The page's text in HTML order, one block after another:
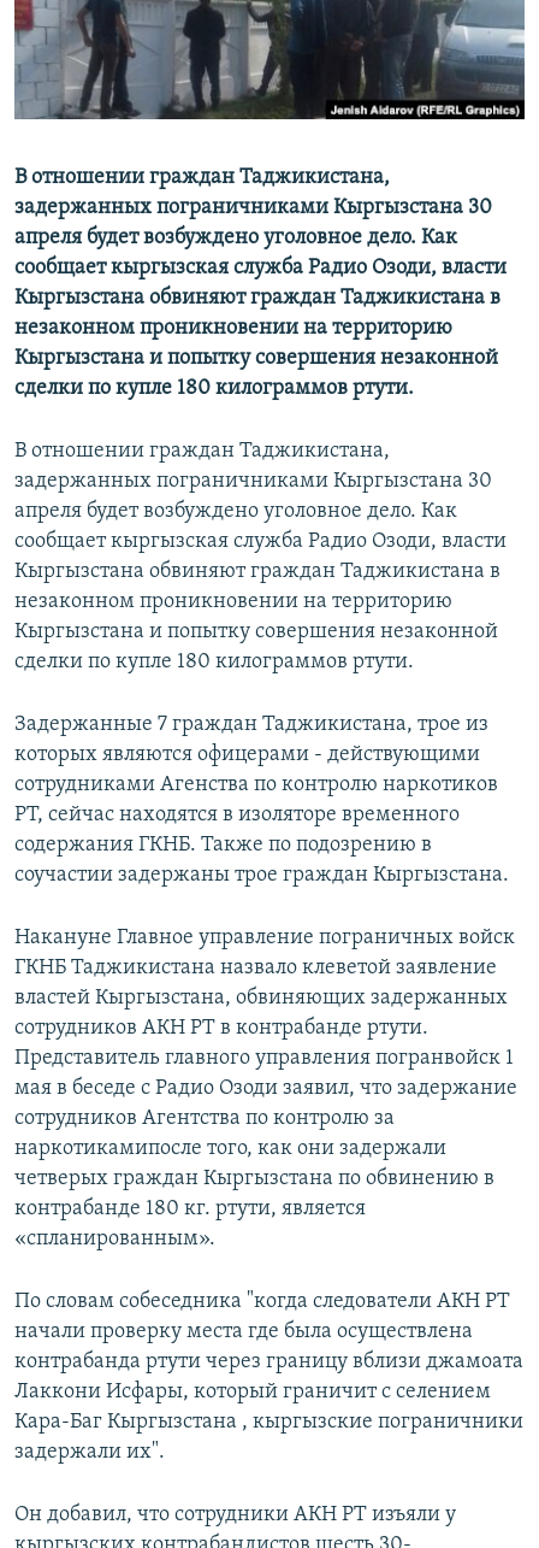
В отношении граждан Таджикистана,
задержанных пограничниками Кыргызстана 30
апреля будет возбуждено уголовное дело. Как
сообщает кыргызская служба Радио Озоди, власти
Кыргызстана обвиняют граждан Таджикистана в
незаконном проникновении на территорию
Кыргызстана и попытку совершения незаконной
сделки по купле 180 килограммов ртути.
В отношении граждан Таджикистана,
задержанных пограничниками Кыргызстана 30
апреля будет возбуждено уголовное дело. Как
сообщает кыргызская служба Радио Озоди, власти
Кыргызстана обвиняют граждан Таджикистана в
незаконном проникновении на территорию
Кыргызстана и попытку совершения незаконной
сделки по купле 180 килограммов ртути.
Задержанные 7 граждан Таджикистана, трое из
которых являются офицерами - действующими
сотрудниками Агенства по контролю наркотиков
РТ, сейчас находятся в изоляторе временного
содержания ГКНБ. Также по подозрению в
соучастии задержаны трое граждан Кыргызстана.
Накануне Главное управление пограничных войск
ГКНБ Таджикистана назвало клеветой заявление
властей Кыргызстана, обвиняющих задержанных
сотрудников АКН РТ в контрабанде ртути.
Представитель главного управления погранвойск 1
мая в беседе с Радио Озоди заявил, что задержание
сотрудников Агентства по контролю за
наркотикамипосле того, как они задержали
четверых граждан Кыргызстана по обвинению в
контрабанде 180 кг. ртути, является
«спланированным».
По словам собеседника "когда следователи АКН РТ
начали проверку места где была осуществлена
контрабанда ртути через границу вблизи джамоата
Лаккони Исфары, который граничит с селением
Кара-Баг Кыргызстана , кыргызские пограничники
задержали их".
Он добавил, что сотрудники АКН РТ изъяли у